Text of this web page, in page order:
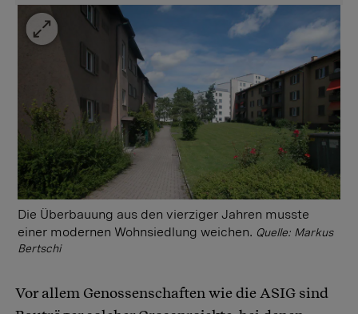
Die Überbauung aus den vierziger Jahren musste
einer modernen Wohnsiedlung weichen. Quelle: Markus
Bertschi
Vor allem Genossenschaften wie die ASIG sind